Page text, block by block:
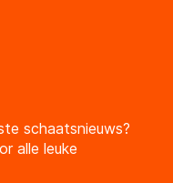
schaatsnieuws?
alle leuke